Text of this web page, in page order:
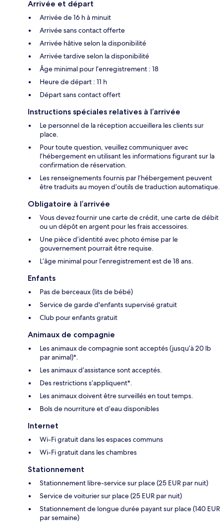
Arrivée et départ
Arrivée de 16 h à minuit
Arrivée sans contact offerte
Arrivée hâtive selon la disponibilité
Arrivée tardive selon la disponibilité
Âge minimal pour l’enregistrement : 18
Heure de départ : 11 h
Départ sans contact offert
Instructions spéciales relatives à l’arrivée
Le personnel de la réception accueillera les clients sur
place.
Pour toute question, veuillez communiquer avec
l’hébergement en utilisant les informations figurant sur la
confirmation de réservation.
Les renseignements fournis par l’hébergement peuvent
être traduits au moyen d’outils de traduction automatique.
Obligatoire à l’arrivée
Vous devez fournir une carte de crédit, une carte de débit
ou un dépôt en argent pour les frais accessoires.
Une pièce d’identité avec photo émise par le
gouvernement pourrait être requise.
L’âge minimal pour l’enregistrement est de 18 ans.
Enfants
Pas de berceaux (lits de bébé)
Service de garde d'enfants supervisé gratuit
Club pour enfants gratuit
Animaux de compagnie
Les animaux de compagnie sont acceptés (jusqu’à 20 lb
par animal)*.
Les animaux d’assistance sont acceptés.
Des restrictions s’appliquent*.
Les animaux doivent être surveillés en tout temps.
Bols de nourriture et d’eau disponibles
Internet
Wi-Fi gratuit dans les espaces communs
Wi-Fi gratuit dans les chambres
Stationnement
Stationnement libre-service sur place (25 EUR par nuit)
Service de voiturier sur place (25 EUR par nuit)
Stationnement de longue durée payant sur place (140 EUR
par semaine)